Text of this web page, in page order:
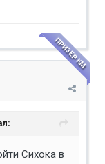
ПРИЗЕР КМ
Сихока в